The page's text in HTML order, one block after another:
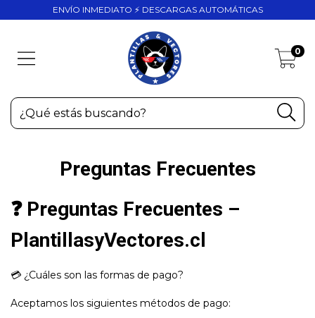
ENVÍO INMEDIATO ⚡ DESCARGAS AUTOMÁTICAS
0
Preguntas Frecuentes
❓ Preguntas Frecuentes –
PlantillasyVectores.cl
💳 ¿Cuáles son las formas de pago?
Aceptamos los siguientes métodos de pago: